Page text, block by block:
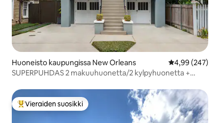
Huoneisto kaupungissa New Orleans
4,99 (247)
SUPERPUHDAS 2 makuuhuonetta/2 kylpyhuonetta +
Vieraiden suosikkien parhaimmistoa
Vieraiden suosikki